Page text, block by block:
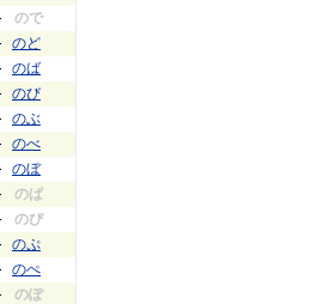
ので
のど
のば
のび
のぶ
のべ
のぼ
のぱ
のぴ
のぷ
のぺ
のぽ